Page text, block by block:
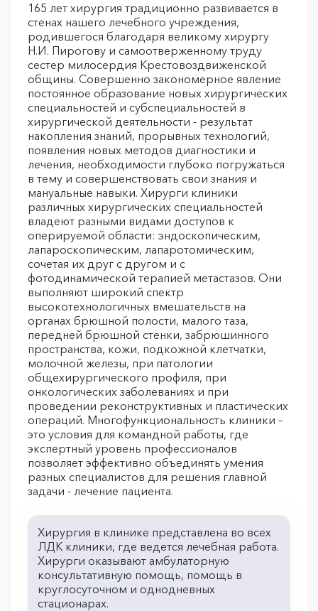
165 лет хирургия традиционно развивается в
стенах нашего лечебного учреждения,
родившегося благодаря великому хирургу
Н.И. Пирогову и самоотверженному труду
сестер милосердия Крестовоздвиженской
общины. Совершенно закономерное явление
постоянное образование новых хирургических
специальностей и субспециальностей в
хирургической деятельности - результат
накопления знаний, прорывных технологий,
появления новых методов диагностики и
лечения, необходимости глубоко погружаться
в тему и совершенствовать свои знания и
мануальные навыки. Хирурги клиники
различных хирургических специальностей
владеют разными видами доступов к
оперируемой области: эндоскопическим,
лапароскопическим, лапаротомическим,
сочетая их друг с другом и с
фотодинамической терапией метастазов. Они
выполняют широкий спектр
высокотехнологичных вмешательств на
органах брюшной полости, малого таза,
передней брюшной стенки, забрюшинного
пространства, кожи, подкожной клетчатки,
молочной железы, при патологии
общехирургического профиля, при
онкологических заболеваниях и при
проведении реконструктивных и пластических
операций. Многофункциональность клиники –
это условия для командной работы, где
экспертный уровень профессионалов
позволяет эффективно объединять умения
разных специалистов для решения главной
задачи - лечение пациента.
Хирургия в клинике представлена во всех
ЛДК клиники, где ведется лечебная работа.
Хирурги оказывают амбулаторную
консультативную помощь, помощь в
круглосуточном и однодневных
стационарах.